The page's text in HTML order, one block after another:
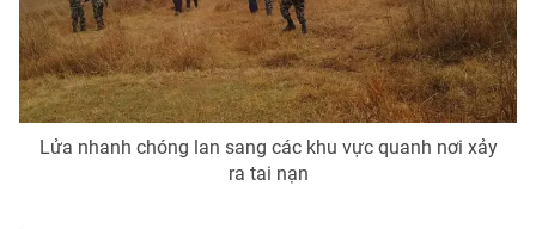
Lửa nhanh chóng lan sang các khu vực quanh nơi xảy
ra tai nạn